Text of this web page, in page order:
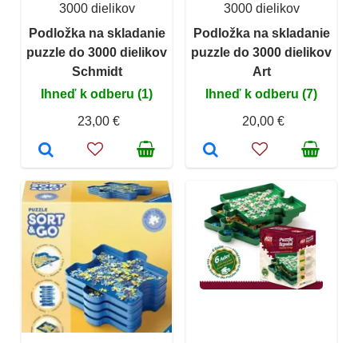
3000 dielikov
Podložka na skladanie
puzzle do 3000 dielikov
Schmidt
Ihneď k odberu (1)
23,00 €
3000 dielikov
Podložka na skladanie
puzzle do 3000 dielikov
Art
Ihneď k odberu (7)
20,00 €